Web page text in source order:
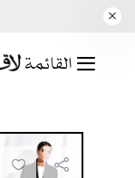
القائمة